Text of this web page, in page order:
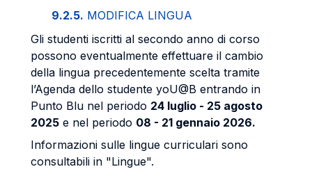
9.2.5. MODIFICA LINGUA
Gli studenti iscritti al secondo anno di corso
possono eventualmente effettuare il cambio
della lingua precedentemente scelta tramite
l’Agenda dello studente yoU@B entrando in
Punto Blu nel periodo 24 luglio - 25 agosto
2025 e nel periodo 08 - 21 gennaio 2026.
Informazioni sulle lingue curriculari sono
consultabili in "Lingue".